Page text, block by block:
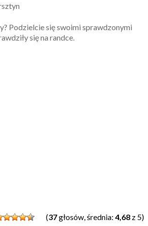
Podzielcie się swoimi sprawdzonymi
się na randce.
(37głosów, średnia: 4,68 z 5)